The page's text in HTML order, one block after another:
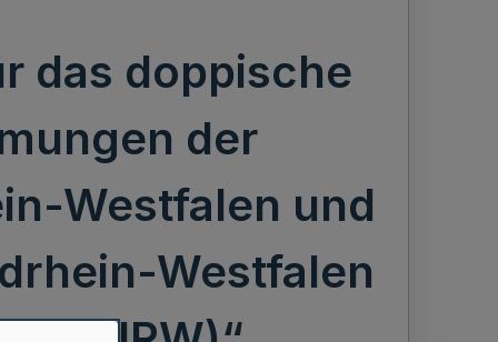
das doppische
der
Westfalen und
Westfalen